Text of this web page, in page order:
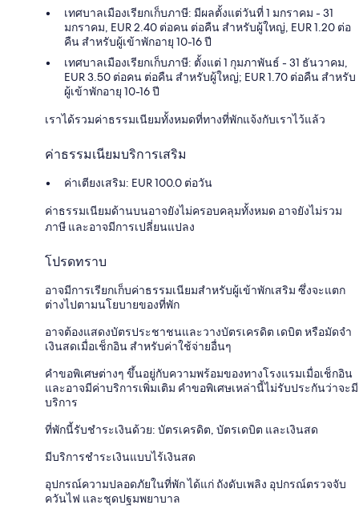
เทศบาลเมืองเรียกเก็บภาษี: มีผลตั้งแต่วันที่ 1 มกราคม - 31
มกราคม, EUR 2.40 ต่อคน ต่อคืน สำหรับผู้ใหญ่, EUR 1.20 ต่อ
คืน สำหรับผู้เข้าพักอายุ 10-16 ปี
เทศบาลเมืองเรียกเก็บภาษี: ตั้งแต่ 1 กุมภาพันธ์ - 31 ธันวาคม,
EUR 3.50 ต่อคน ต่อคืน สำหรับผู้ใหญ่; EUR 1.70 ต่อคืน สำหรับ
ผู้เข้าพักอายุ 10-16 ปี
เราได้รวมค่าธรรมเนียมทั้งหมดที่ทางที่พักแจ้งกับเราไว้แล้ว
ค่าธรรมเนียมบริการเสริม
ค่าเตียงเสริม: EUR 100.0 ต่อวัน
ค่าธรรมเนียมด้านบนอาจยังไม่ครอบคลุมทั้งหมด อาจยังไม่รวม
ภาษี และอาจมีการเปลี่ยนแปลง
โปรดทราบ
อาจมีการเรียกเก็บค่าธรรมเนียมสำหรับผู้เข้าพักเสริม ซึ่งจะแตก
ต่างไปตามนโยบายของที่พัก
อาจต้องแสดงบัตรประชาชนและวางบัตรเครดิต เดบิต หรือมัดจำ
เงินสดเมื่อเช็กอิน สำหรับค่าใช้จ่ายอื่นๆ
คำขอพิเศษต่างๆ ขึ้นอยู่กับความพร้อมของทางโรงแรมเมื่อเช็กอิน
และอาจมีค่าบริการเพิ่มเติม คำขอพิเศษเหล่านี้ไม่รับประกันว่าจะมี
บริการ
ที่พักนี้รับชำระเงินด้วย: บัตรเครดิต, บัตรเดบิต และเงินสด
มีบริการชำระเงินแบบไร้เงินสด
อุปกรณ์ความปลอดภัยในที่พัก ได้แก่ ถังดับเพลิง อุปกรณ์ตรวจจับ
ควันไฟ และชุดปฐมพยาบาล